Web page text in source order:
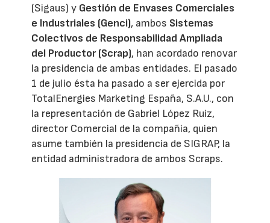
(Sigaus) y Gestión de Envases Comerciales
e Industriales (Genci), ambos Sistemas
Colectivos de Responsabilidad Ampliada
del Productor (Scrap), han acordado renovar
la presidencia de ambas entidades. El pasado
1 de julio ésta ha pasado a ser ejercida por
TotalEnergies Marketing España, S.A.U., con
la representación de Gabriel López Ruiz,
director Comercial de la compañía, quien
asume también la presidencia de SIGRAP, la
entidad administradora de ambos Scraps.